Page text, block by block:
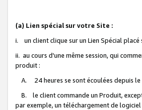
(a) Lien spécial sur votre Site :
i. un client clique sur un Lien Spécial
ii. au cours d'une même session, qui
produit :
A. 24 heures se sont écoulées depuis le
B. le client commande un Produit,
par exemple, un téléchargement de logiciel